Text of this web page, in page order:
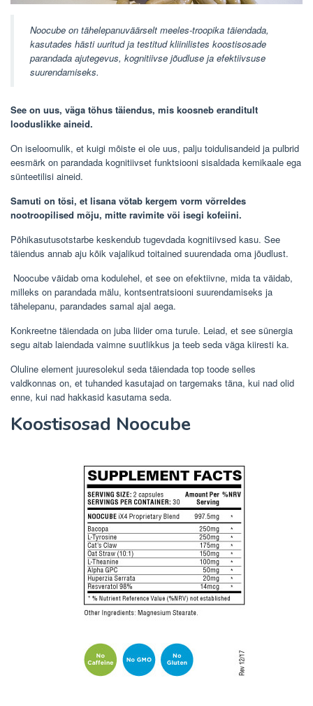
Noocube on tähelepanuväärselt meeles-troopika täiendada,
kasutades hästi uuritud ja testitud kliinilistes koostisosade
parandada ajutegevus, kognitiivse jõudluse ja efektiivsuse
suurendamiseks.
See on uus, väga tõhus täiendus, mis koosneb eranditult
looduslikke aineid.
On iseloomulik, et kuigi mõiste ei ole uus, palju toidulisandeid ja pulbrid
eesmärk on parandada kognitiivset funktsiooni sisaldada kemikaale ega
sünteetilisi aineid.
Samuti on tõsi, et lisana võtab kergem vorm võrreldes
nootroopilised mõju, mitte ravimite või isegi kofeiini.
Põhikasutusotstarbe keskendub tugevdada kognitiivsed kasu. See
täiendus annab aju kõik vajalikud toitained suurendada oma jõudlust.
Noocube väidab oma kodulehel, et see on efektiivne, mida ta väidab,
milleks on parandada mälu, kontsentratsiooni suurendamiseks ja
tähelepanu, parandades samal ajal aega.
Konkreetne täiendada on juba liider oma turule. Leiad, et see sünergia
segu aitab laiendada vaimne suutlikkus ja teeb seda väga kiiresti ka.
Oluline element juuresolekul seda täiendada top toode selles
valdkonnas on, et tuhanded kasutajad on targemaks täna, kui nad olid
enne, kui nad hakkasid kasutama seda.
Koostisosad Noocube